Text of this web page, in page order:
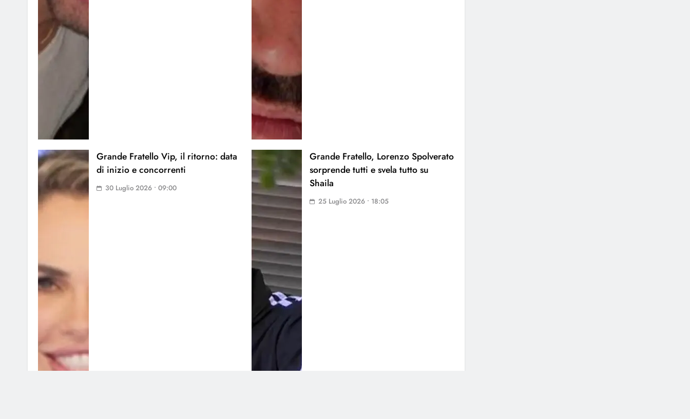
Grande Fratello Vip, il ritorno: data
di inizio e concorrenti
30 Luglio 2026 • 09:00
Grande Fratello, Lorenzo Spolverato
sorprende tutti e svela tutto su
Shaila
25 Luglio 2026 • 18:05